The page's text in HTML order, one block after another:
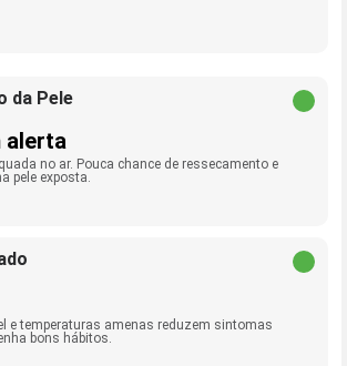
da Pele
alerta
no ar. Pouca chance de ressecamento e
pele exposta.
e temperaturas amenas reduzem sintomas
bons hábitos.